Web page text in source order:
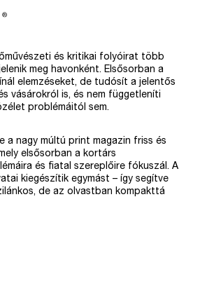
és kritikai folyóirat több
meg havonként. Elsősorban a
elemzéseket, de tudósít a jelentős
vásárokról is, és nem függetleníti
problémáitól sem.
a nagy múltú print magazin friss és
elsősorban a kortárs
és fiatal szereplőire fókuszál. A
kiegészítik egymást – így segítve
de az olvastban kompakttá